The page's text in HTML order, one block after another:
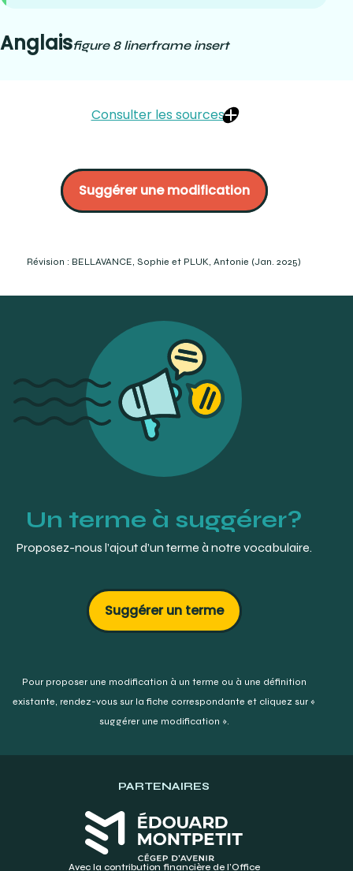
Anglaisfigure 8 linerframe insert
Consulter les sources
superieure-pour-monture-nylor-2-m/
http://www.idoptic.fr/guide.html
La monture : Ses composantes, les mesures de ses
Montpetit. P.8.
id_product=448&controller=product
drageoir-section-en-8-petit-modle-cristal.html
(Consulté le 2023-10-22)
https://www.amconlabs.com/product/5940/Semi-
Rimless-Frame-Cords-and-Figure-8-Liner-for-Rimless-
Cord-Set-Dispenser (Consulté le 2023-10-22)
Brooks, C.W. et Borish, I.M. (2007). System for ophthalmic
dispensing (Third Edition). Butterworth-Heinemann
Suggérer une modification
Révision : BELLAVANCE, Sophie et PLUK, Antonie (Jan. 2025)
Un terme à suggérer?
Proposez-nous l’ajout d’un terme à notre vocabulaire.
Suggérer un terme
Pour proposer une modification à un terme ou à une définition
existante, rendez-vous sur la fiche correspondante et cliquez sur «
suggérer une modification ».
PARTENAIRES
Avec la contribution financière de l’Office